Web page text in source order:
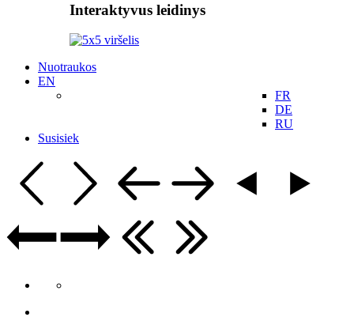
Interaktyvus leidinys
Nuotraukos
EN
FR
DE
RU
Susisiek